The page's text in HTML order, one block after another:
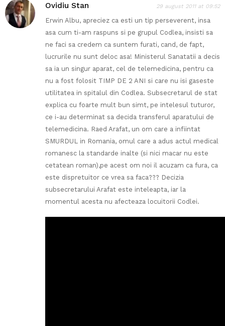
Ovidiu Stan 29 august 2011 at 09:52
Erwin Albu, apreciez ca esti un tip perseverent, insa
asa cum ti-am raspuns si pe grupul Codlea, insisti sa
ne faci sa credem ca suntem furati, cand, de fapt,
lucrurile nu sunt deloc asa! Ministerul Sanatatii a decis
sa ia un singur aparat, cel de telemedicina, pentru ca
nu a fost folosit TIMP DE 2 ANI si care nu isi gaseste
utilitatea in spitalul din Codlea. Subsecretarul de stat
explica cu foarte mult bun simt, pe intelesul tuturor,
ce i-au determinat sa decida transferul aparatului de
telemedicina. Raed Arafat, un om care a infiintat
SMURDUL in Romania, omul care a adus actul medical
romanesc la standarde inalte (si nici macar nu este
cetatean roman),pe acest om noi il acuzam ca fura, ca
este dispretuitor ce vrea sa faca??? Decizia
subsecretarului Arafat este inteleapta, iar la
momentul acesta nu afecteaza locuitorii Codlei.